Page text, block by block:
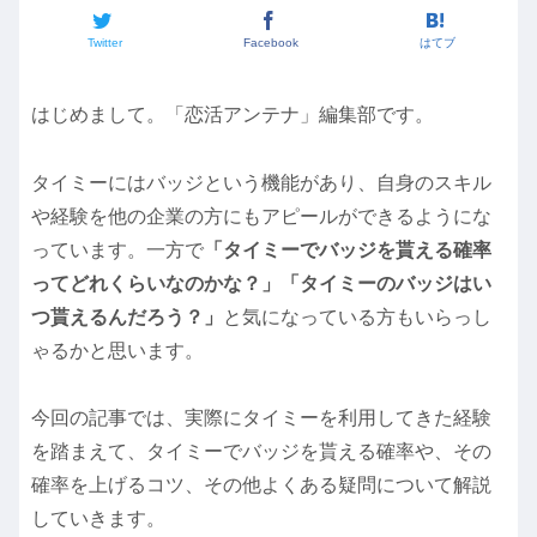
Twitter Facebook はてブ
はじめまして。「恋活アンテナ」編集部です。
タイミーにはバッジという機能があり、自身のスキル
や経験を他の企業の方にもアピールができるようにな
っています。一方で 「タイミーでバッジを貰える確率
ってどれくらいなのかな？」「タイミーのバッジはい
つ貰えるんだろう？」
と気になっている方もいらっし
ゃるかと思います。
今回の記事では、実際にタイミーを利用してきた経験
を踏まえて、タイミーでバッジを貰える確率や、その
確率を上げるコツ、その他よくある疑問について解説
していきます。